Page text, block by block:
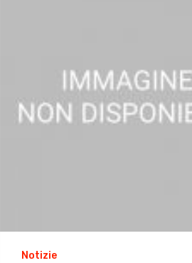
provincialismo»
Notizie